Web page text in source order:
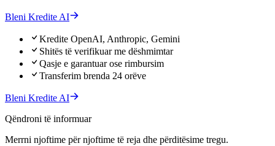
Bleni Kredite AI
Kredite OpenAI, Anthropic, Gemini
Shitës të verifikuar me dëshmimtar
Qasje e garantuar ose rimbursim
Transferim brenda 24 orëve
Bleni Kredite AI
Qëndroni të informuar
Merrni njoftime për njoftime të reja dhe përditësime tregu.